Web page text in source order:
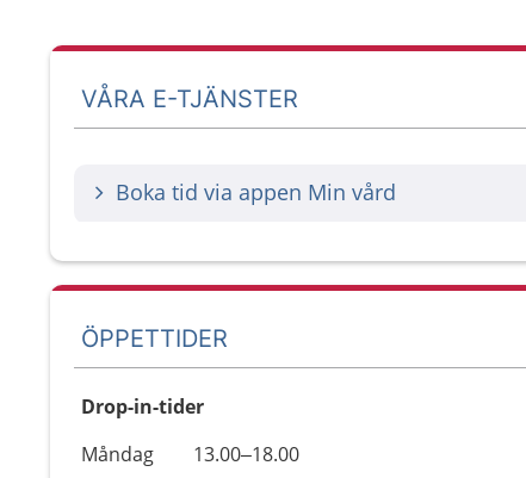
VÅRA E-TJÄNSTER
Boka tid via appen Min vård
ÖPPETTIDER
Drop-in-tider
Måndag
13.00–18.00